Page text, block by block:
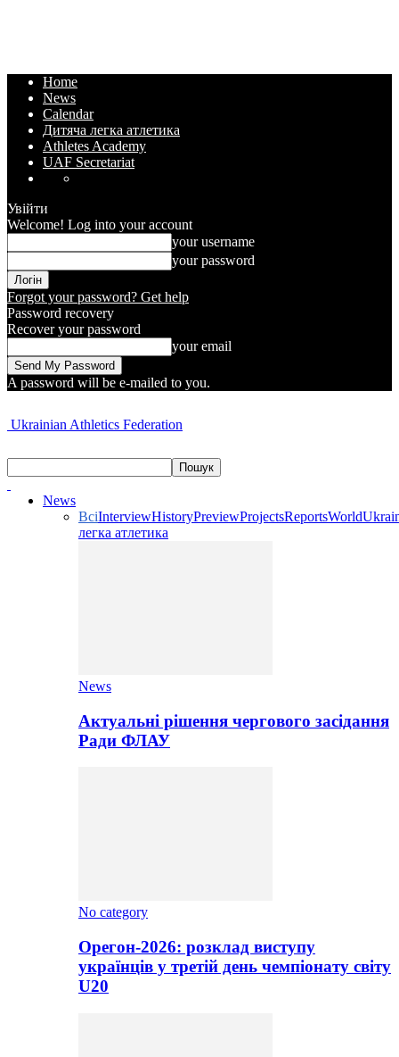
Home
News
Calendar
Дитяча легка атлетика
Athletes Academy
UAF Secretariat
Увійти
Welcome! Log into your account
your username
your password
Forgot your password? Get help
Password recovery
Recover your password
your email
A password will be e-mailed to you.
Ukrainian Athletics Federation
News
ВсіInterviewHistoryPreviewProjectsReportsWorld
легка атлетика
News
Актуальні рішення чергового засідання
Ради ФЛАУ
No category
Орегон-2026: розклад виступу
українців у третій день чемпіонату світу
U20